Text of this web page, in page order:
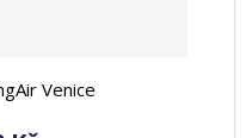
Venice